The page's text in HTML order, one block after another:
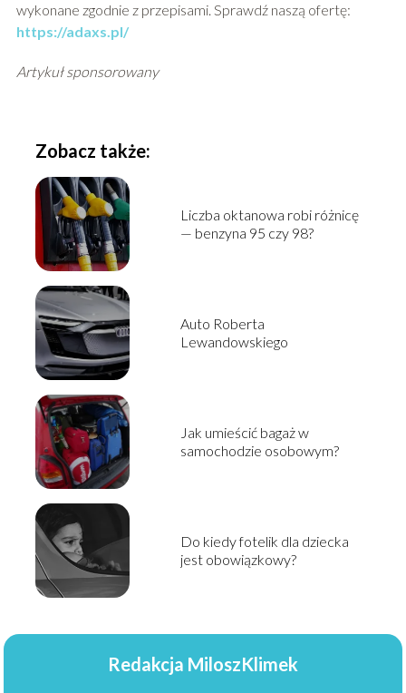
wykonane zgodnie z przepisami. Sprawdź naszą ofertę:
https://adaxs.pl/
Artykuł sponsorowany
Zobacz także:
Liczba oktanowa robi różnicę
— benzyna 95 czy 98?
Auto Roberta
Lewandowskiego
Jak umieścić bagaż w
samochodzie osobowym?
Do kiedy fotelik dla dziecka
jest obowiązkowy?
Redakcja MiloszKlimek